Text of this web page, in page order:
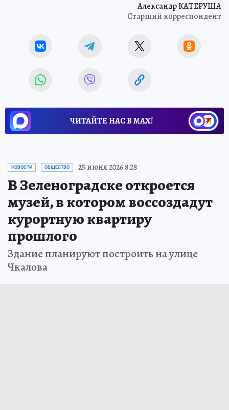
Александр КАТЕРУША
Старший корреспондент
ЧИТАЙТЕ НАС В МАХ!
НОВОСТИ ОБЩЕСТВО 25 июня 2026 8:28
В Зеленоградске откроется
музей, в котором воссоздадут
курортную квартиру
прошлого
Здание планируют построить на улице
Чкалова